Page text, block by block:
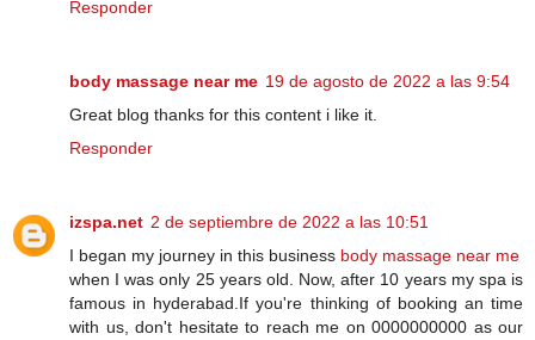
Responder
body massage near me 19 de agosto de 2022 a las 9:54
Great blog thanks for this content i like it.
Responder
izspa.net 2 de septiembre de 2022 a las 10:51
I began my journey in this business body massage near me
when I was only 25 years old. Now, after 10 years my spa is
famous in hyderabad.If you're thinking of booking an time
with us, don't hesitate to reach me on 0000000000 as our